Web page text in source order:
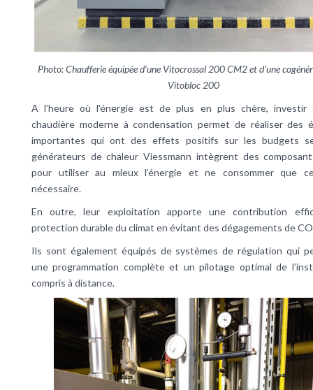
Photo: Chaufferie équipée d’une Vitocrossal 200 CM2 et d’une
Vitobloc 200
A l’heure où l'énergie est de plus en plus chère, investir
chaudière moderne à condensation permet de réaliser des
importantes qui ont des effets positifs sur les budgets
générateurs de chaleur Viessmann intègrent des
pour utiliser au mieux l’énergie et ne consommer que
nécessaire.
En outre, leur exploitation apporte une contribution
protection durable du climat en évitant des dégagements de CO
Ils sont également équipés de systèmes de régulation qui
une programmation complète et un pilotage optimal de
compris à distance.